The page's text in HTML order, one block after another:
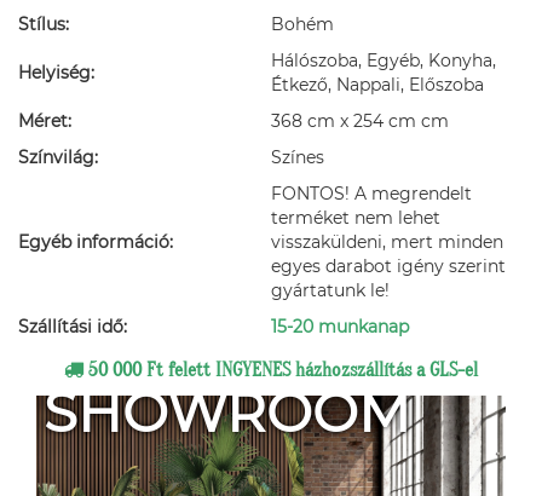
Stílus:
Bohém
Helyiség:
Hálószoba, Egyéb, Konyha,
Étkező, Nappali, Előszoba
Méret:
368 cm x 254 cm cm
Színvilág:
Színes
Egyéb információ:
FONTOS! A megrendelt
terméket nem lehet
visszaküldeni, mert minden
egyes darabot igény szerint
gyártatunk le!
Szállítási idő:
15-20 munkanap
50 000 Ft felett INGYENES házhozszállítás a GLS-el
SHOWROOM